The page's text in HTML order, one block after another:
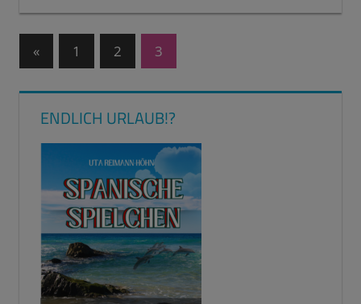
Seitennummerierung
Beiträge
«Vorherige
Beiträge
1 2 3
ENDLICH URLAUB!?